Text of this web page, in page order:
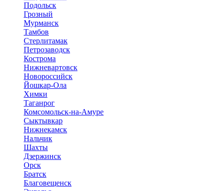
Подольск
Грозный
Мурманск
Тамбов
Стерлитамак
Петрозаводск
Кострома
Нижневартовск
Новороссийск
Йошкар-Ола
Химки
Таганрог
Комсомольск-на-Амуре
Сыктывкар
Нижнекамск
Нальчик
Шахты
Дзержинск
Орск
Братск
Благовещенск